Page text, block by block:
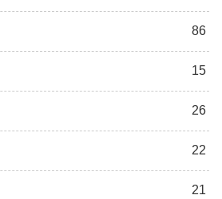
86
15
26
22
21